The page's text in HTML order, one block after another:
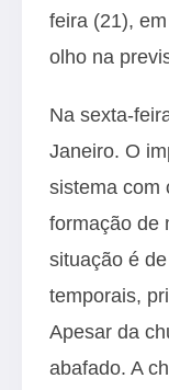
feira (21),
olho na
Na sexta-
Janeiro. O
sistema com
formação de
situação é
temporais,
Apesar da
abafado. A